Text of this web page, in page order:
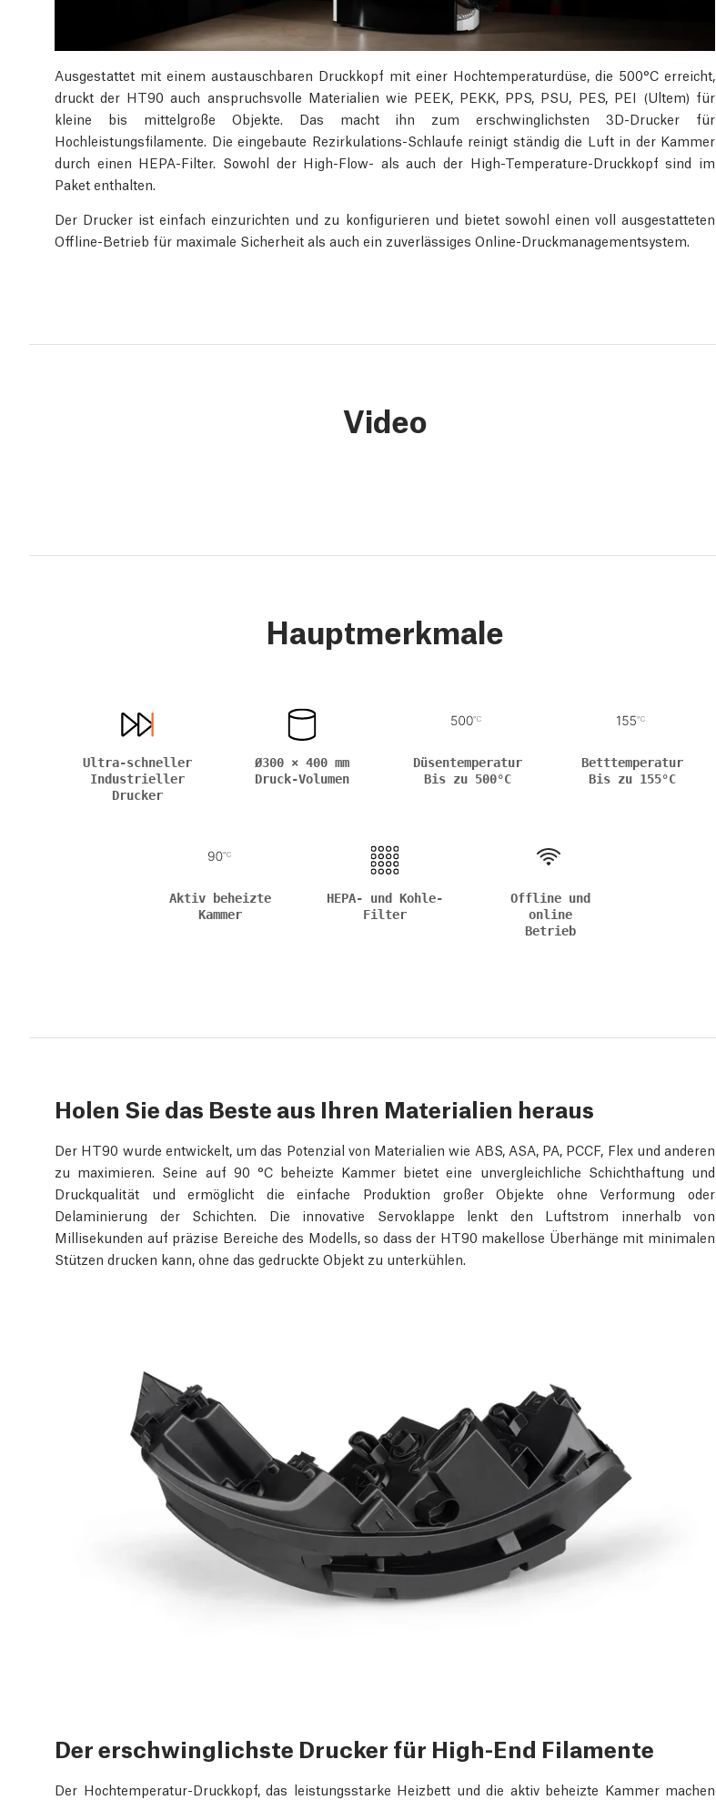
Ausgestattet mit einem austauschbaren Druckkopf mit einer Hochtemperaturdüse, die 500°C erreicht,
druckt der HT90 auch anspruchsvolle Materialien wie PEEK, PEKK, PPS, PSU, PES, PEI (Ultem) für
kleine bis mittelgroße Objekte. Das macht ihn zum erschwinglichsten 3D-Drucker für
Hochleistungsfilamente. Die eingebaute Rezirkulations-Schlaufe reinigt ständig die Luft in der Kammer
durch einen HEPA-Filter. Sowohl der High-Flow- als auch der High-Temperature-Druckkopf sind im
Paket enthalten.
Der Drucker ist einfach einzurichten und zu konfigurieren und bietet sowohl einen voll ausgestatteten
Offline-Betrieb für maximale Sicherheit als auch ein zuverlässiges Online-Druckmanagementsystem.
Video
Hauptmerkmale
Ultra-schneller
Industrieller
Drucker
Ø300 × 400 mm
Druck-Volumen
Düsentemperatur
Bis zu 500°C
Betttemperatur
Bis zu 155°C
Aktiv beheizte
Kammer
HEPA- und Kohle-
Filter
Offline und
online
Betrieb
Holen Sie das Beste aus Ihren Materialien heraus
Der HT90 wurde entwickelt, um das Potenzial von Materialien wie ABS, ASA, PA, PCCF, Flex und anderen
zu maximieren. Seine auf 90 °C beheizte Kammer bietet eine unvergleichliche Schichthaftung und
Druckqualität und ermöglicht die einfache Produktion großer Objekte ohne Verformung oder
Delaminierung der Schichten. Die innovative Servoklappe lenkt den Luftstrom innerhalb von
Millisekunden auf präzise Bereiche des Modells, so dass der HT90 makellose Überhänge mit minimalen
Stützen drucken kann, ohne das gedruckte Objekt zu unterkühlen.
Der erschwinglichste Drucker für High-End Filamente
Der Hochtemperatur-Druckkopf, das leistungsstarke Heizbett und die aktiv beheizte Kammer machen